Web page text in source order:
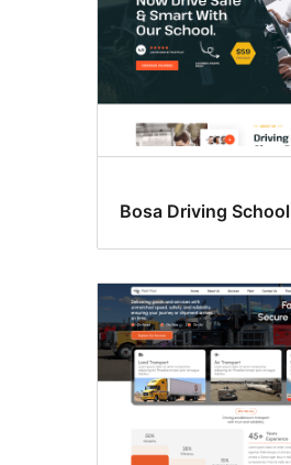
Bosa Driving School